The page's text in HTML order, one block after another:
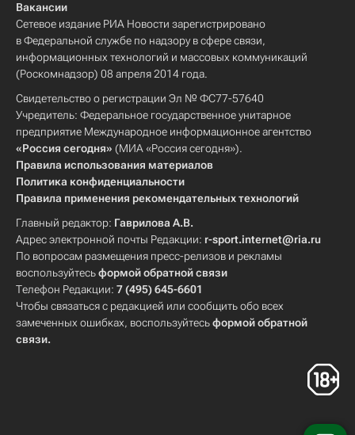
Вакансии
Сетевое издание РИА Новости зарегистрировано
в Федеральной службе по надзору в сфере связи,
информационных технологий и массовых коммуникаций
(Роскомнадзор) 08 апреля 2014 года.
Свидетельство о регистрации Эл № ФС77-57640
Учредитель: Федеральное государственное унитарное
предприятие Международное информационное агентство
«Россия сегодня» (МИА «Россия сегодня»).
Правила использования материалов
Политика конфиденциальности
Правила применения рекомендательных технологий
Главный редактор: Гаврилова А.В.
Адрес электронной почты Редакции: r-sport.internet@ria.ru
По вопросам размещения пресс-релизов и рекламы
воспользуйтесьформой обратной связи
Телефон Редакции: 7 (495) 645-6601
Чтобы связаться с редакцией или сообщить обо всех
замеченных ошибках, воспользуйтесьформой обратной
связи.